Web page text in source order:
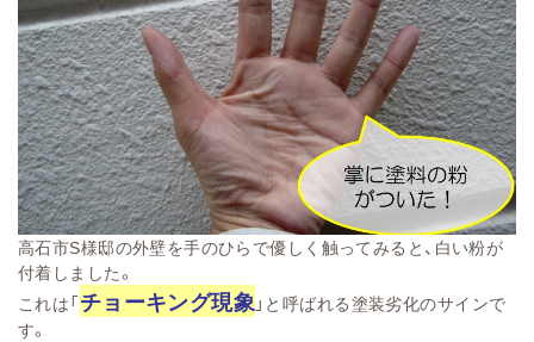
高石市S様邸の外壁を手のひらで優しく触ってみると、白い粉が
付着しました。
これは「チョーキング現象」と呼ばれる塗装劣化のサインで
す。